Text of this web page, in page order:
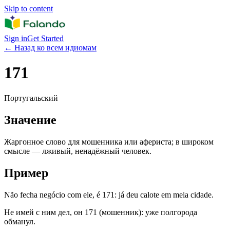
Skip to content
Sign inGet Started
← Назад ко всем идиомам
171
Португальский
Значение
Жаргонное слово для мошенника или афериста; в широком
смысле — лживый, ненадёжный человек.
Пример
Não fecha negócio com ele, é 171: já deu calote em meia cidade.
Не имей с ним дел, он 171 (мошенник): уже полгорода
обманул.